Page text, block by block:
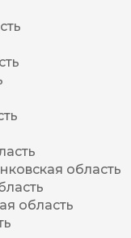
область
область